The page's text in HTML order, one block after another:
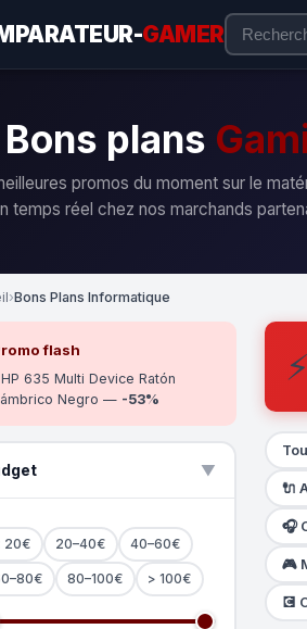
GAMER
Bons plans
promos du moment sur le
temps réel chez nos marchands
›Bons Plans Informatique
flash
635 Multi Device Ratón
Negro — -53%
▲
20€ 20–40€ 40–60€
80–100€ > 100€
⚡
🔌
🎧
🎮
💽